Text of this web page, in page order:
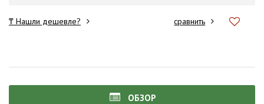
₸ Нашли дешевле? сравнить
ОБЗОР